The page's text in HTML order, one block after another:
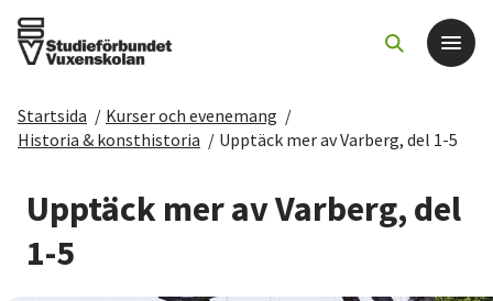
Det här gör vi
För dig som
Sök kurser och evenemang
Startsida / Kurser och evenemang /
Historia & konsthistoria / Upptäck mer av Varberg, del 1-5
Upptäck mer av Varberg, del
1-5